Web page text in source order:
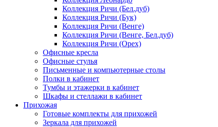
Коллекция Ричи (Бел.дуб)
Коллекция Ричи (Бук)
Коллекция Ричи (Венге)
Коллекция Ричи (Венге, Бел.дуб)
Коллекция Ричи (Орех)
Офисные кресла
Офисные стулья
Письменные и компьютерные столы
Полки в кабинет
Тумбы и этажерки в кабинет
Шкафы и стеллажи в кабинет
Прихожая
Готовые комплекты для прихожей
Зеркала для прихожей